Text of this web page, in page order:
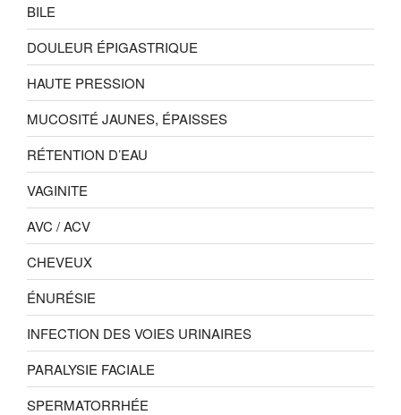
BILE
DOULEUR ÉPIGASTRIQUE
HAUTE PRESSION
MUCOSITÉ JAUNES, ÉPAISSES
RÉTENTION D’EAU
VAGINITE
AVC / ACV
CHEVEUX
ÉNURÉSIE
INFECTION DES VOIES URINAIRES
PARALYSIE FACIALE
SPERMATORRHÉE